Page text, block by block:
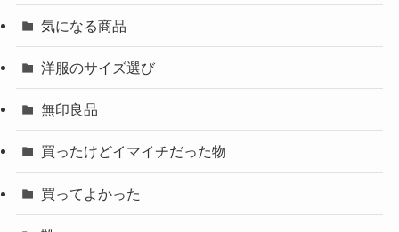
気になる商品
洋服のサイズ選び
無印良品
買ったけどイマイチだった物
買ってよかった